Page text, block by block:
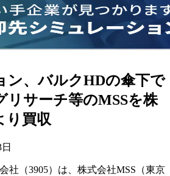
ン、バルクHDの傘下で
リサーチ等のMSSを株
り買収
社（3905）は、株式会社MSS（東京